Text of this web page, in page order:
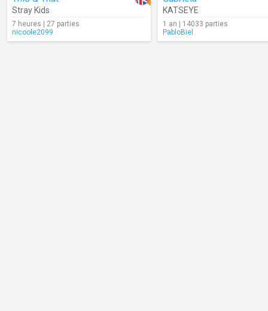
Stray Kids
7 heures | 27 parties
nicoole2099
KATSEYE
1 an | 14033 parties
PabloBiel